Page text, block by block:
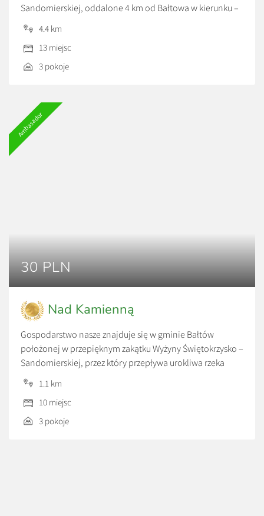
Sandomierskiej, oddalone 4 km od Bałtowa w kierunku –
Solec nad Wisłą. Do dyspozycji gości oddajemy 3 pokoje,
2 łazienki, kuchnię w której można przygotowywać posiłki
we własnym zakresie lub korzystać z posiłków
przygotowanych przez gospodarzy. Gospodarstwo
4.4 km
13 miejsc
3 pokoje
Ambasador
30 PLN
Nad Kamienną
Gospodarstwo nasze znajduje się w gminie Bałtów
położonej w przepięknym zakątku Wyżyny Świętokrzysko –
Sandomierskiej, przez który przepływa urokliwa rzeka
Kamienna. Dysponujemy jednym pokojem 3-osobowym z
łazienką oraz jednym pokojem 3-osobowym i jednym
pokojem 4-osobowym z łazienką w korytarzu, jak
również kuchnią, w której istnieje możliwość
1.1 km
10 miejsc
3 pokoje